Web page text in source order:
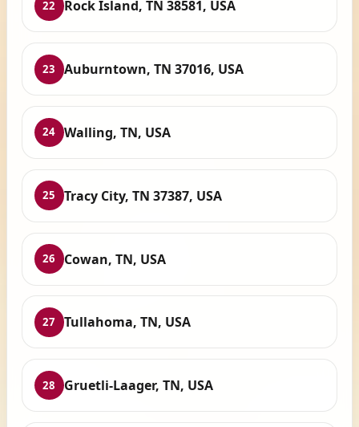
22 Rock Island, TN 38581, USA
23 Auburntown, TN 37016, USA
24 Walling, TN, USA
25 Tracy City, TN 37387, USA
26 Cowan, TN, USA
27 Tullahoma, TN, USA
28 Gruetli-Laager, TN, USA